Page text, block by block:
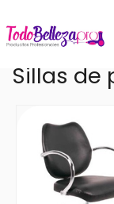
Sillas de